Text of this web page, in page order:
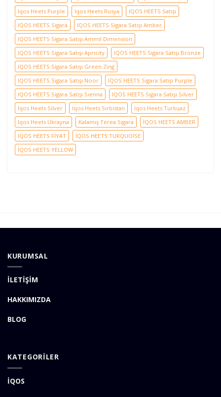
Iqos Heets Purple
Iqos Heets Rusya
IQOS HEETS Satışı
IQOS HEETS Sigara
IQOS HEETS Sigara Satışı Amber
IQOS HEETS Sigara Satışı Ammil Dimension
IQOS HEETS Sigara Satışı Apricity
IQOS HEETS Sigara Satışı Bronze
IQOS HEETS Sigara Satışı Green Zing
IQOS HEETS Sigara Satışı Noor
IQOS HEETS Sigara Satışı Purple
IQOS HEETS Sigara Satışı Sienna
IQOS HEETS Sigara Satışı Silver
Iqos Heets Silver
Iqos Heets Sırbistan
Iqos Heets Turkuaz
Iqos Heets Ukrayna
Kalamış Terea Sigara
İQOS HEETS AMBER
İQOS HEETS FİYAT
İQOS HEETS TURQUOİSE
İQOS HEETS YELLOW
KURUMSAL
İLETİŞİM
HAKKIMIZDA
BLOG
KATEGORİLER
İQOS